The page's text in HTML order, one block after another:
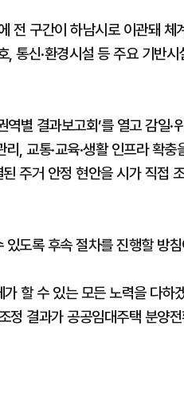
전 구간이 하남시로 이관돼 체
통신·환경시설 등 주요 기반시
별 결과보고회’를 열고 감일·
, 교통·교육·생활 인프라 확충
주거 안정 현안을 시가 직접
도록 후속 절차를 진행할 방
할 수 있는 모든 노력을 다하
정 결과가 공공임대주택 분양